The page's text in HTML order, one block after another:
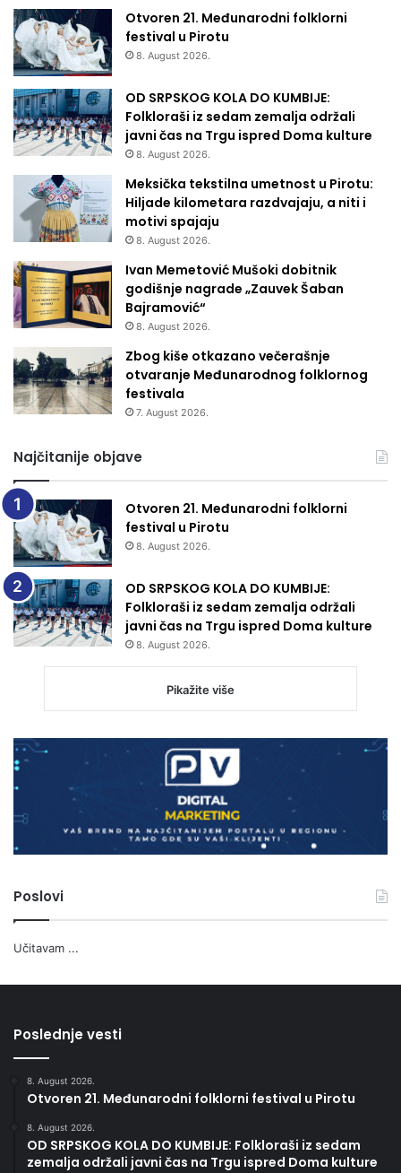
Otvoren 21. Međunarodni folklorni
festival u Pirotu
8. August 2026.
OD SRPSKOG KOLA DO KUMBIJE:
Folkloraši iz sedam zemalja održali
javni čas na Trgu ispred Doma kulture
8. August 2026.
Meksička tekstilna umetnost u Pirotu:
Hiljade kilometara razdvajaju, a niti i
motivi spajaju
8. August 2026.
Ivan Memetović Mušoki dobitnik
godišnje nagrade „Zauvek Šaban
Bajramović“
8. August 2026.
Zbog kiše otkazano večerašnje
otvaranje Međunarodnog folklornog
festivala
7. August 2026.
Najčitanije objave
Otvoren 21. Međunarodni folklorni
festival u Pirotu
8. August 2026.
OD SRPSKOG KOLA DO KUMBIJE:
Folkloraši iz sedam zemalja održali
javni čas na Trgu ispred Doma kulture
8. August 2026.
Pikažite više
Poslovi
Učitavam ...
Poslednje vesti
8. August 2026.
Otvoren 21. Međunarodni folklorni festival u Pirotu
8. August 2026.
OD SRPSKOG KOLA DO KUMBIJE: Folkloraši iz sedam
zemalja održali javni čas na Trgu ispred Doma kulture